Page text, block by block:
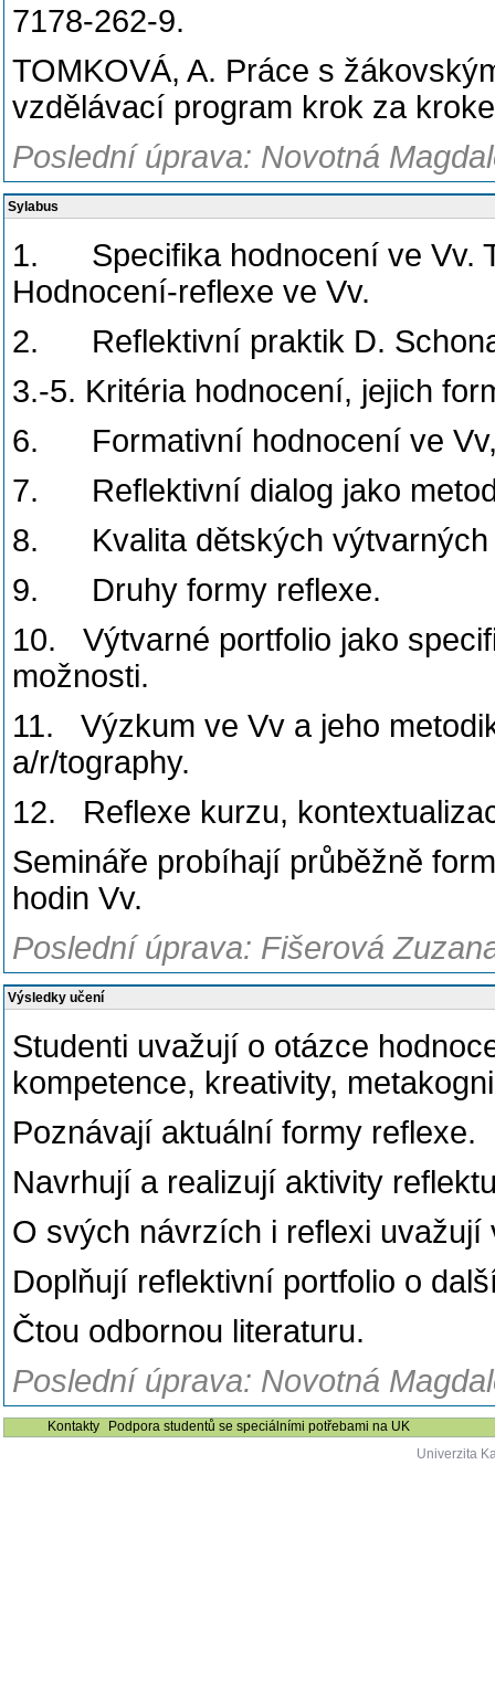
7178-262-9.
TOMKOVÁ, A. Práce s
vzdělávací program krok za
Poslední úprava: Novotná
Sylabus
1. Specifika hodnocení ve Vv.
Hodnocení-reflexe ve Vv.
2. Reflektivní praktik D.
3.-5. Kritéria hodnocení, jejich
6. Formativní hodnocení ve Vv,
7. Reflektivní dialog jako
8. Kvalita dětských výtvarných
9. Druhy formy reflexe.
10. Výtvarné portfolio jako
možnosti.
11. Výzkum ve Vv a jeho
a/r/tography.
12. Reflexe kurzu,
Semináře probíhají průběžně
hodin Vv.
Poslední úprava: Fišerová
Výsledky učení
Studenti uvažují o otázce
kompetence, kreativity,
Poznávají aktuální formy reflexe.
Navrhují a realizují aktivity
O svých návrzích i reflexi uvažují
Doplňují reflektivní portfolio o
Čtou odbornou literaturu.
Poslední úprava: Novotná
Kontakty
Podpora studentů se speciálními potřebami na UK
Univerzita